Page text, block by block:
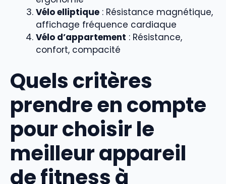
Vélo elliptique : Résistance magnétique,
affichage fréquence cardiaque
Vélo d’appartement : Résistance,
confort, compacité
Quels critères
prendre en compte
pour choisir le
meilleur appareil
de fitness à